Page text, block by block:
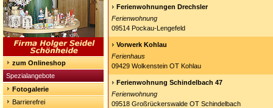
zum Onlineshop
Spezialangebote
Fotogalerie
Barrierefrei
Ferienwohnungen Drechsler
Ferienwohnung
09514 Pockau-Lengefeld
Vorwerk Kohlau
Ferienhaus
09429 Wolkenstein OT Kohlau
Ferienwohnung Schindelbach 47
Ferienwohnung
09518 Großrückerswalde OT Schindelbach